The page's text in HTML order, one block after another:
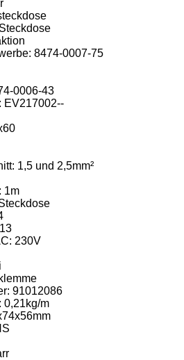
8474-0007-75
0006-43
EV217002--
1,5 und 2,5mm²
1m
230V
91012086
0,21kg/m